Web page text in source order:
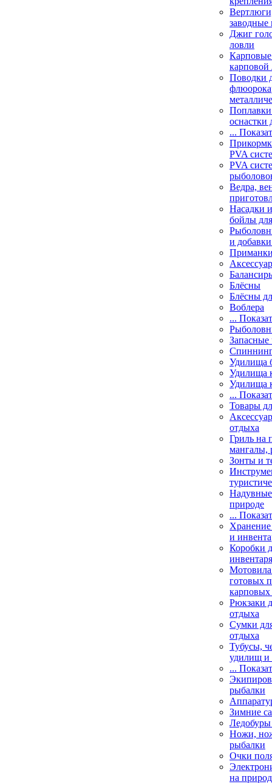
заводные
Джиг
ловли
Карповые
карповой
Поводки
оснастки
...
PVA
PVA
Ведра,
Насадки
бойлы
и
Блёсны
Блёсны
Воблера
...
Запасные
Удилища
Удилища
Удилища
...
Товары
отдыха
Гриль на
мангалы,
Зонты и
природе
...
Хранение
и
Коробки
готовых
карповых
Рюкзаки
отдыха
Сумки
отдыха
Тубусы,
удилищ и
...
рыбалки
Зимние
Ножи,
рыбалки
Очки
на